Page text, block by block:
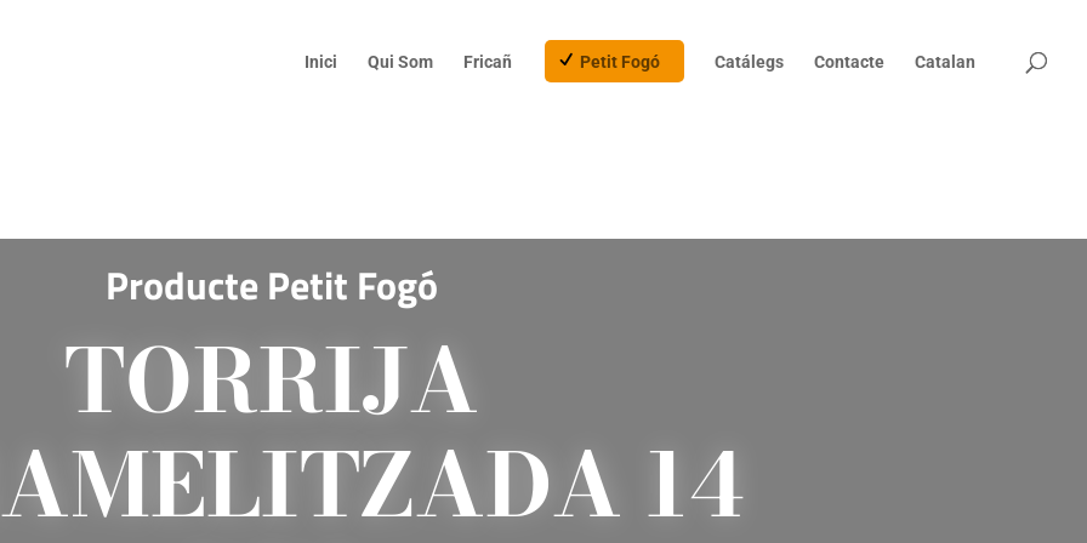
Inici Qui Som Fricañ Petit Fogó Catálegs Contacte Catalan
Producte Petit Fogó
TORRIJA
14